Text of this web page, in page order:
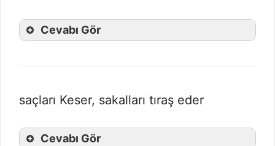
Cevabı Gör
saçları Keser, sakalları tıraş eder
Cevabı Gör